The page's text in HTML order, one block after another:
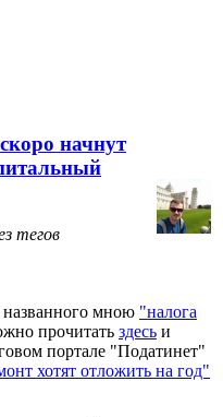
начнут
тегов
названного мною "налога
прочитать здесь и
портале "Податинет"
хотят отложить на год"